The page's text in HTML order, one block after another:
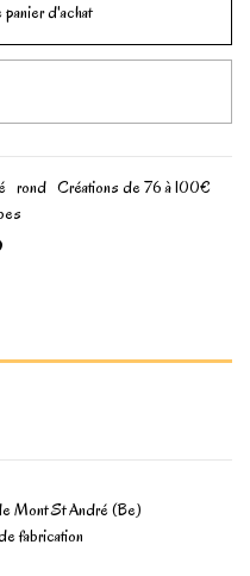
panier d'achat
rond Créations de 76 à 100€
Mont St André (Be)
fabrication